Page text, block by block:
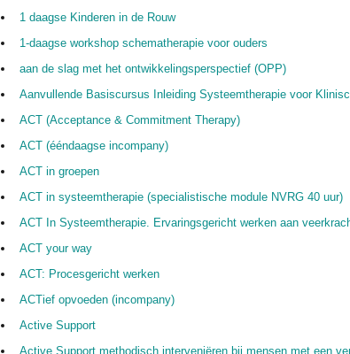
1 daagse Kinderen in de Rouw
1-daagse workshop schematherapie voor ouders
aan de slag met het ontwikkelingsperspectief (OPP)
Aanvullende Basiscursus Inleiding Systeemtherapie voor
ACT (Acceptance & Commitment Therapy)
ACT (ééndaagse incompany)
ACT in groepen
ACT in systeemtherapie (specialistische module NVRG 40 uur)
ACT In Systeemtherapie. Ervaringsgericht werken aan
ACT your way
ACT: Procesgericht werken
ACTief opvoeden (incompany)
Active Support
Active Support methodisch interveniëren bij mensen met een